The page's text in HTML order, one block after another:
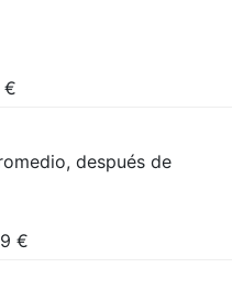
€
después de
€